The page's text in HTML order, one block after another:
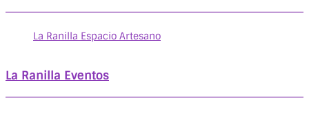
La Ranilla Espacio Artesano
La Ranilla Eventos